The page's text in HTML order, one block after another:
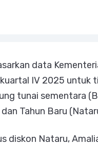
data
IV 2025 untuk
tunai sementara
Tahun Baru
diskon Nataru,